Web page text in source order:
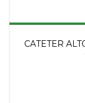
CATETER